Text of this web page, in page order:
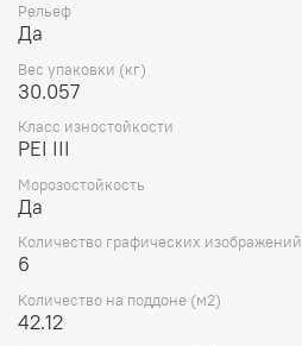
Рельеф
Да
Вес упаковки (кг)
30.057
Класс изностойкости
PEI III
Морозостойкость
Да
Количество графических изображений
6
Количество на поддоне (м2)
42.12